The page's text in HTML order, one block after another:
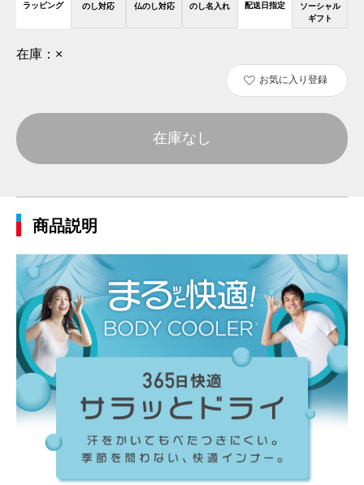
ラッピング のし対応 仏のし対応 のし名入れ 配送日指定
ソーシャル
ギフト
在庫： ×
お気に入り登録
在庫なし
商品説明